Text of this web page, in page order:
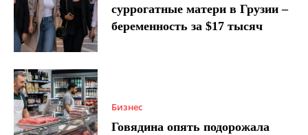
суррогатные матери в Грузии –
беременность за $17 тысяч
Бизнес
Говядина опять подорожала